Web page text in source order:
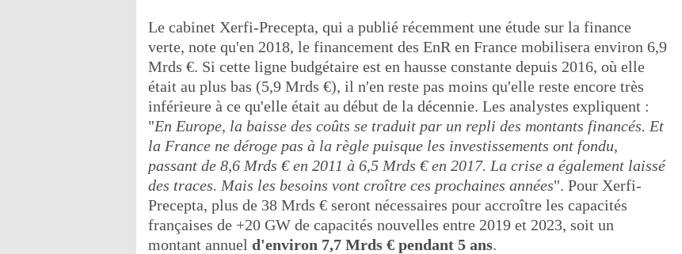
Le cabinet Xerfi-Precepta, qui a publié récemment une étude sur la finance
verte, note qu'en 2018, le financement des EnR en France mobilisera environ 6,9
Mrds €. Si cette ligne budgétaire est en hausse constante depuis 2016, où elle
était au plus bas (5,9 Mrds €), il n'en reste pas moins qu'elle reste encore très
inférieure à ce qu'elle était au début de la décennie. Les analystes expliquent :
"En Europe, la baisse des coûts se traduit par un repli des montants financés. Et
la France ne déroge pas à la règle puisque les investissements ont fondu,
passant de 8,6 Mrds € en 2011 à 6,5 Mrds € en 2017. La crise a également laissé
des traces. Mais les besoins vont croître ces prochaines années". Pour Xerfi-
Precepta, plus de 38 Mrds € seront nécessaires pour accroître les capacités
françaises de +20 GW de capacités nouvelles entre 2019 et 2023, soit un
montant annuel d'environ 7,7 Mrds € pendant 5 ans.